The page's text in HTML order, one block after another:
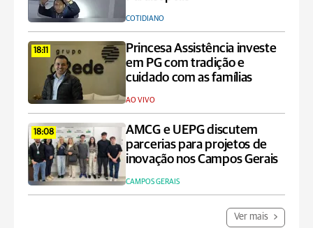
COTIDIANO
18:11
Princesa Assistência investe
em PG com tradição e
cuidado com as famílias
AO VIVO
18:08
AMCG e UEPG discutem
parcerias para projetos de
inovação nos Campos Gerais
CAMPOS GERAIS
Ver mais